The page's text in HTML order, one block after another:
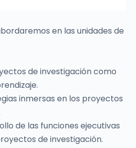
en las unidades de
de investigación como
inmersas en los proyectos
de las funciones ejecutivas
de investigación.